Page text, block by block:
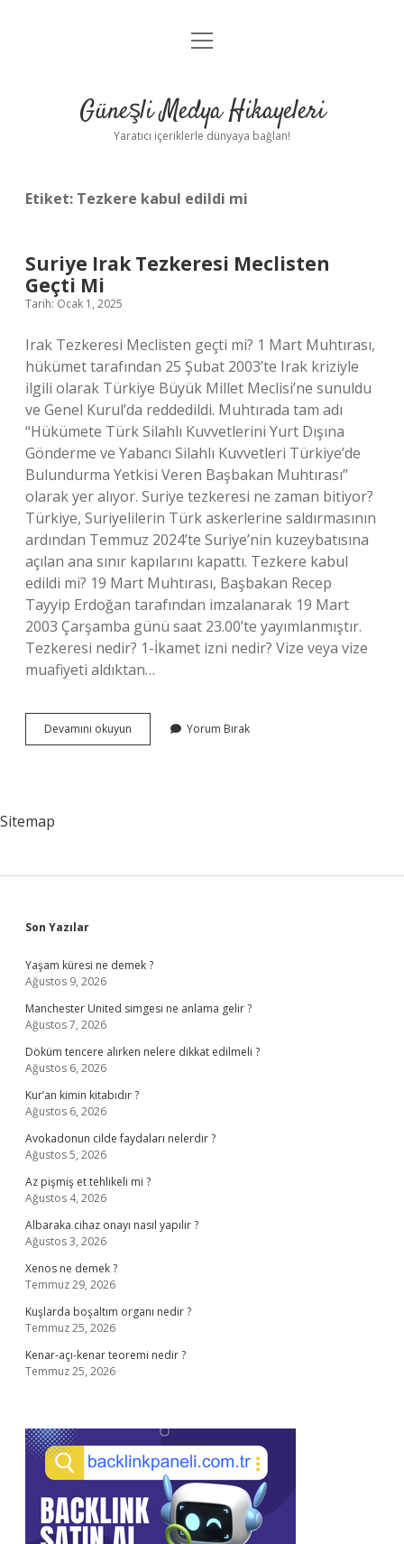
Anasayfa
Yasal Uyarı
menüyü
Güneşli Medya Hikayeleri
Yaratıcı içeriklerle dünyaya bağlan!
Etiket: Tezkere kabul edildi mi
Suriye Irak Tezkeresi Meclisten
Geçti Mi
Tarih: Ocak 1, 2025
Irak Tezkeresi Meclisten geçti mi? 1 Mart Muhtırası,
hükümet tarafından 25 Şubat 2003’te Irak kriziyle
ilgili olarak Türkiye Büyük Millet Meclisi’ne sunuldu
ve Genel Kurul’da reddedildi. Muhtırada tam adı
“Hükümete Türk Silahlı Kuvvetlerini Yurt Dışına
Gönderme ve Yabancı Silahlı Kuvvetleri Türkiye’de
Bulundurma Yetkisi Veren Başbakan Muhtırası”
olarak yer alıyor. Suriye tezkeresi ne zaman bitiyor?
Türkiye, Suriyelilerin Türk askerlerine saldırmasının
ardından Temmuz 2024’te Suriye’nin kuzeybatısına
açılan ana sınır kapılarını kapattı. Tezkere kabul
edildi mi? 19 Mart Muhtırası, Başbakan Recep
Tayyip Erdoğan tarafından imzalanarak 19 Mart
2003 Çarşamba günü saat 23.00’te yayımlanmıştır.
Tezkeresi nedir? 1-İkamet izni nedir? Vize veya vize
muafiyeti aldıktan…
Devamını okuyun
Irak
Yorum Bırak
Sitemap
Sidebar
Son Yazılar
Yaşam küresi ne demek ?
Ağustos 9, 2026
Manchester United simgesi ne anlama gelir ?
Ağustos 7, 2026
Döküm tencere alırken nelere dikkat edilmeli ?
Ağustos 6, 2026
Kur’an kimin kitabıdır ?
Ağustos 6, 2026
Avokadonun cilde faydaları nelerdir ?
Ağustos 5, 2026
Az pişmiş et tehlikeli mi ?
Ağustos 4, 2026
Albaraka cihaz onayı nasıl yapılır ?
Ağustos 3, 2026
Xenos ne demek ?
Temmuz 29, 2026
Kuşlarda boşaltım organı nedir ?
Temmuz 25, 2026
Kenar-açı-kenar teoremi nedir ?
Temmuz 25, 2026